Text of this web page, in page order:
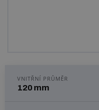
VNITŘNÍ PRŮMĚR
120 mm